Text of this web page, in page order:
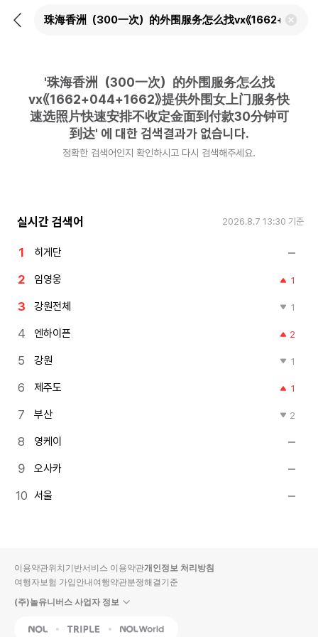
뒤
검
'珠海香洲（300一次）的外围服务怎么找
vx《1662+044+1662》提供外围女上门服务快
速选照片快速安排不收定金面到付款30分钟可
到达' 에 대한 검색결과가 없습니다.
정확한 검색어인지 확인하시고 다시 검색해주세요.
실시간 검색어 2026.8.7 13:30 기준
히게단
임영웅 1
강원전체 1
엔하이픈 2
강원 1
제주도 1
부산 2
영케이
오사카
서울
이용약관위치기반서비스 이용약관개인정보 처리방침
여행자보험 가입안내여행약관분쟁해결기준
(주)놀유니버스 사업자 정보
NOL Triple Interpark Global